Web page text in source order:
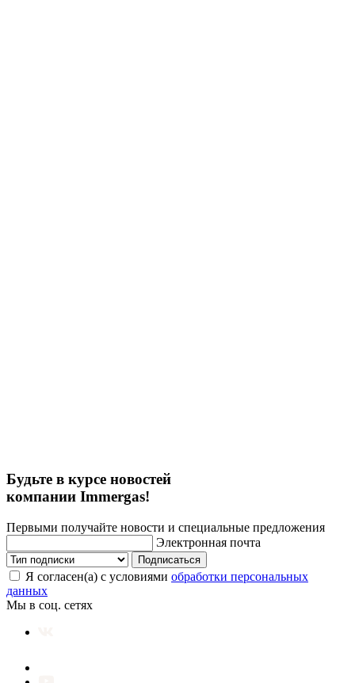
Будьте в курсе новостей
компании Immergas!
Первыми получайте новости и специальные предложения
Электронная почта
Подписаться
Я согласен(а) с условиями обработки персональных
данных
Мы в соц. сетях